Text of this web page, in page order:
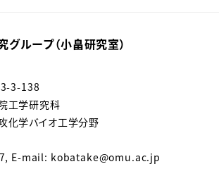
ループ（小畠研究室）
3-138
工学研究科
化学バイオ工学分野
E-mail: kobatake@omu.ac.jp